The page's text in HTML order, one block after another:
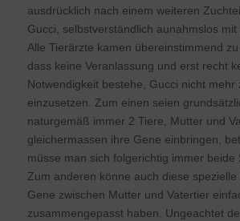
ausdrücklich nach einem weiteren
Gucci, selbstverständlich aunahmslos
Alle Tierärzte kamen übereinstimmend
dass keine Veranlassung und erst recht
Notwendigkeit bestehe, Gucci nicht mehr
einzusetzen. Zum einen seien
naturgemäß immer 2 Tiere, Mutter und
gleichermassen ihre Gene einbringen,
müsse man sich folgerichtig immer beide
Zum anderen könne auch diese
Gene zwischen Mutter und Vatertier
zusammengepasst haben. Ungeachtet